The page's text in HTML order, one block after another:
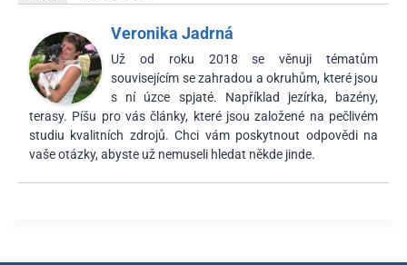
Veronika Jadrná
Už od roku 2018 se věnuji tématům
souvisejícím se zahradou a okruhům, které jsou
s ní úzce spjaté. Například jezírka, bazény,
terasy. Píšu pro vás články, které jsou založené na pečlivém
studiu kvalitních zdrojů. Chci vám poskytnout odpovědi na
vaše otázky, abyste už nemuseli hledat někde jinde.